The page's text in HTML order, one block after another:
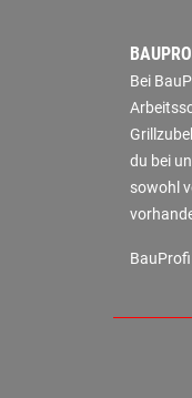
Bei
du bei
sowohl
BauProfi